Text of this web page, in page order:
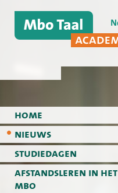
home
nieuws
studiedagen
afstandsleren in het
mbo